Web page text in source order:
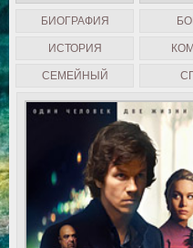
БИОГРАФИЯ
ИСТОРИЯ
СЕМЕЙНЫЙ